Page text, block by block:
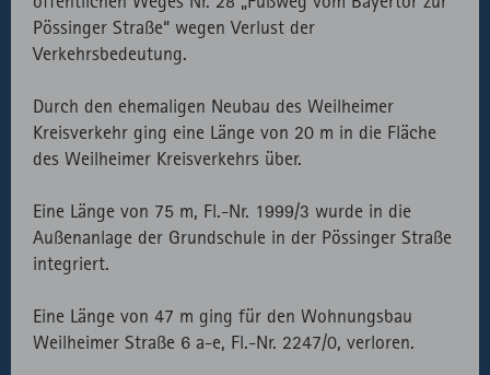
Pössinger Straße“ wegen Verlust der
Verkehrsbedeutung.
Durch den ehemaligen Neubau des Weilheimer
Kreisverkehr ging eine Länge von 20 m in die Fläche
des Weilheimer Kreisverkehrs über.
Eine Länge von 75 m, Fl.-Nr. 1999/3 wurde in die
Außenanlage der Grundschule in der Pössinger Straße
integriert.
Eine Länge von 47 m ging für den Wohnungsbau
Weilheimer Straße 6 a-e, Fl.-Nr. 2247/0, verloren.